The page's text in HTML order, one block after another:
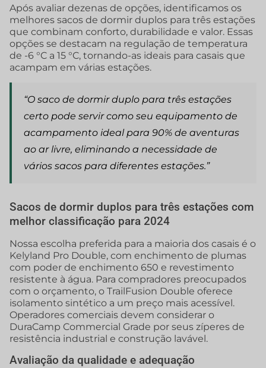
Após avaliar dezenas de opções, identificamos os
melhores sacos de dormir duplos para três estações
que combinam conforto, durabilidade e valor. Essas
opções se destacam na regulação de temperatura
de -6 °C a 15 °C, tornando-as ideais para casais que
acampam em várias estações.
“O saco de dormir duplo para três estações
certo pode servir como seu equipamento de
acampamento ideal para 90% de aventuras
ao ar livre, eliminando a necessidade de
vários sacos para diferentes estações.”
Sacos de dormir duplos para três estações com
melhor classificação para 2024
Nossa escolha preferida para a maioria dos casais é o
Kelyland Pro Double, com enchimento de plumas
com poder de enchimento 650 e revestimento
resistente à água. Para compradores preocupados
com o orçamento, o TrailFusion Double oferece
isolamento sintético a um preço mais acessível.
Operadores comerciais devem considerar o
DuraCamp Commercial Grade por seus zíperes de
resistência industrial e construção lavável.
Avaliação da qualidade e adequação